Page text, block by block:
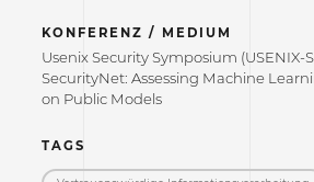
KONFERENZ / MEDIUM
Usenix Security Symposium (USENIX-
SecurityNet: Assessing Machine
on Public Models
TAGS